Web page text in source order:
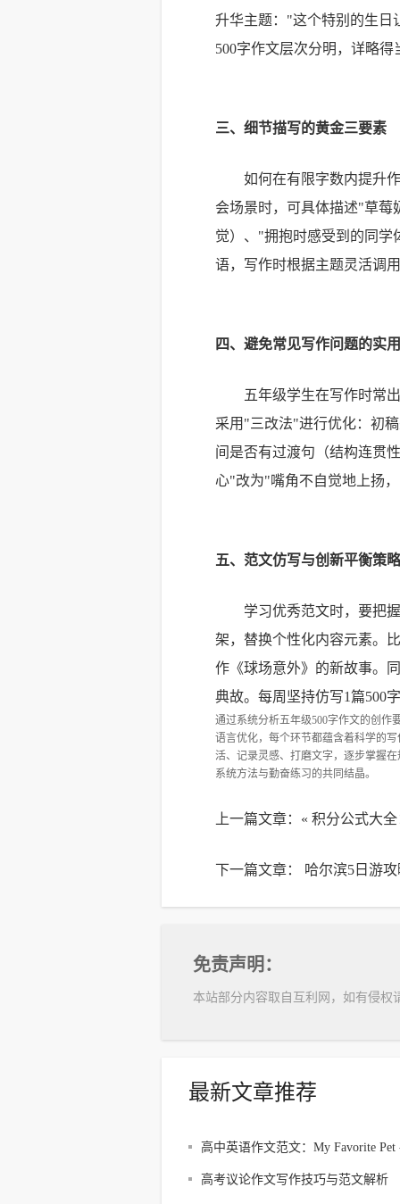
升华主题："这个特别的生日
500字作文层次分明，详略得
三、细节描写的黄金三要素
如何在有限字数内提升
会场景时，可具体描述"草
觉）、"拥抱时感受到的同学
语，写作时根据主题灵活调
四、避免常见写作问题的实
五年级学生在写作时常
采用"三改法"进行优化：初
间是否有过渡句（结构连贯
心"改为"嘴角不自觉地上扬
五、范文仿写与创新平衡策
学习优秀范文时，要把
架，替换个性化内容元素。
作《球场意外》的新故事。
典故。每周坚持仿写1篇500
通过系统分析五年级500字作文的创作
语言优化，每个环节都蕴含着科学的
活、记录灵感、打磨文字，逐步掌握
系统方法与勤奋练习的共同结晶。
上一篇文章：«积分公式大
下一篇文章： 哈尔滨5日游
免责声明：
本站部分内容取自互利网，如有侵权
最新文章推荐
高中英语作文范文：My Favorite Pet
Cat高考议论作文写作技巧与范文解析